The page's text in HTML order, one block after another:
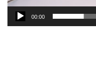
00:00